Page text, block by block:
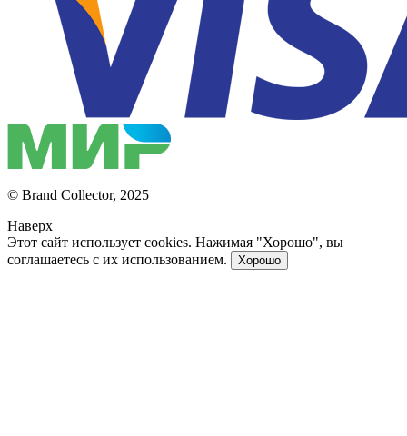
© Brand Collector, 2025
Наверх
Этот сайт использует cookies. Нажимая "Хорошо", вы
соглашаетесь с их использованием.
Хорошо